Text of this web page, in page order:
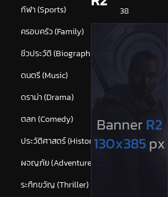
กีฬา (Sports)
38
ครอบครัว (Family)
ชีวประวัติ (Biography)
ดนตรี (Music)
ดราม่า (Drama)
ตลก (Comedy)
626
ประวัติศาสตร์ (History)
43
ผจญภัย (Adventure)
ระทึกขวัญ (Thriller)